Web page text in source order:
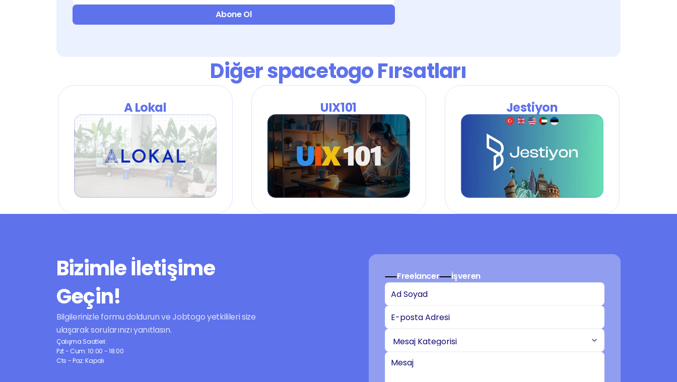
Abone Ol
Diğer spacetogo Fırsatları
A Lokal UIX101 Jestiyon
Bizimle İletişime
Geçin!
Bilgilerinizle formu doldurun ve Jobtogo yetkilileri size
ulaşarak sorularınızı yanıtlasın.
Çalışma Saatleri:
Pzt - Cum: 10:00 - 18:00
Cts - Paz: Kapalı
Freelancer İşveren